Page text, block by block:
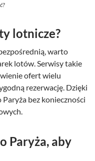
lotnicze?
warto
lotów. Serwisy takie
ofert wielu
rezerwację. Dzięki
bez konieczności
Paryża, aby